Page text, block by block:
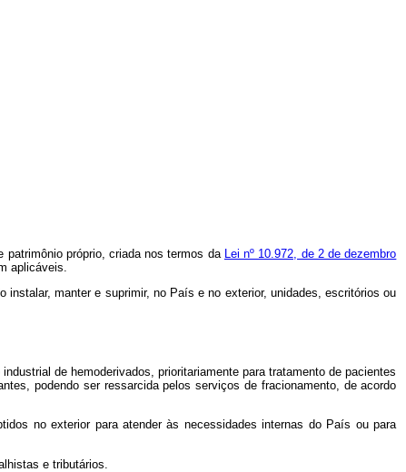
patrimônio próprio, criada nos termos da
Lei nº 10.972, de 2 de dezembro
aplicáveis.
manter e suprimir, no País e no exterior, unidades, escritórios ou
de hemoderivados, prioritariamente para tratamento de pacientes
podendo ser ressarcida pelos serviços de fracionamento, de acordo
no exterior para atender às necessidades internas do País ou para
e tributários.